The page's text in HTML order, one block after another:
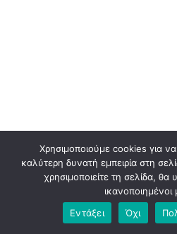
Χρησιμοποιούμε cookies για
καλύτερη δυνατή εμπειρία στη
χρησιμοποιείτε τη σελίδα,
ικανοποιημένοι
Εντάξει
Όχι